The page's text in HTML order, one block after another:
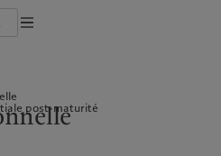
du climat
Gestion des cookies
Protection des données
post-maturité